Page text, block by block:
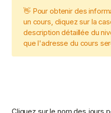
👋 Pour obtenir des
un cours, cliquez sur la
description détaillée du
que l'adresse du cours